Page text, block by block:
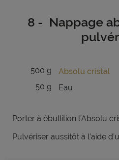
8 - Nappage
500 g
Absolu cristal
50 g
Eau
Porter à ébullition l’Absolu
Pulvériser aussitôt à l’aide